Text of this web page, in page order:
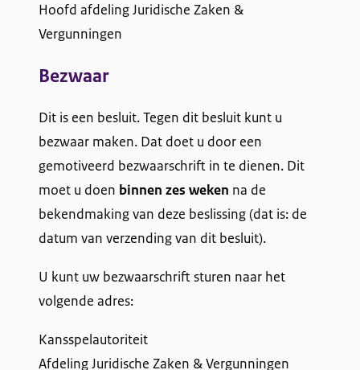
Hoofd afdeling Juridische Zaken &
Vergunningen
Bezwaar
Dit is een besluit. Tegen dit besluit kunt u
bezwaar maken. Dat doet u door een
gemotiveerd bezwaarschrift in te dienen. Dit
moet u doen binnen zes weken na de
bekendmaking van deze beslissing (dat is: de
datum van verzending van dit besluit).
U kunt uw bezwaarschrift sturen naar het
volgende adres:
Kansspelautoriteit
Afdeling Juridische Zaken & Vergunningen